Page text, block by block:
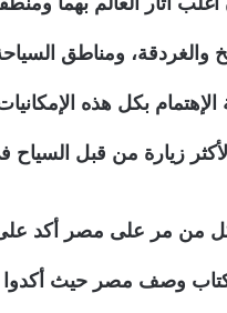
والغردقة، ومناطق
بكل هذه
زيارة من قبل السياح
كل من مر على مصر أكد على
وصف مصر حيث أكدوا